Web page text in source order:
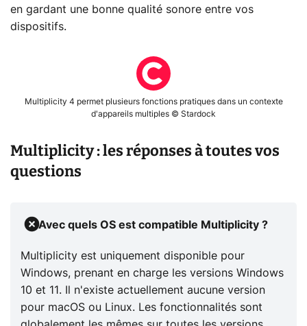
en gardant une bonne qualité sonore entre vos
dispositifs.
Multiplicity 4 permet plusieurs fonctions pratiques dans un contexte
d'appareils multiples © Stardock
Multiplicity : les réponses à toutes vos
questions
Avec quels OS est compatible Multiplicity ?
Multiplicity est uniquement disponible pour
Windows, prenant en charge les versions Windows
10 et 11. Il n'existe actuellement aucune version
pour macOS ou Linux. Les fonctionnalités sont